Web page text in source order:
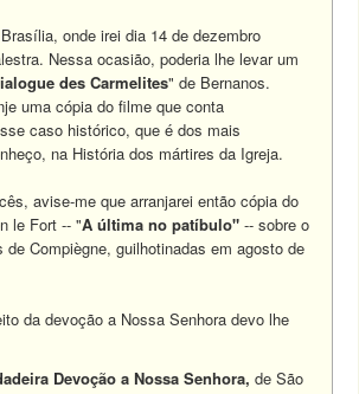
onde irei dia 14 de dezembro
Nessa ocasião, poderia lhe levar um
des Carmelites" de Bernanos.
uma cópia do filme que conta
caso histórico, que é dos mais
na História dos mártires da Igreja.
avise-me que arranjarei então cópia do
le Fort -- "A última no patíbulo" -- sobre o
Compiègne, guilhotinadas em agosto de
da devoção a Nossa Senhora devo lhe
Devoção a Nossa Senhora, de São